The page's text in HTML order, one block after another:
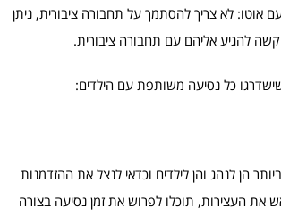
אוטו: לא צריך להסתמך על תחבורה ציבורית, ניתן
קשה להגיע אליהם עם תחבורה ציבורית.
כל נסיעה משותפת עם הילדים:
הן לנהג והן לילדים וכדאי לנצל את ההזדמנות
את העצירות, תוכלו לפרוש את זמן נסיעה בצורה